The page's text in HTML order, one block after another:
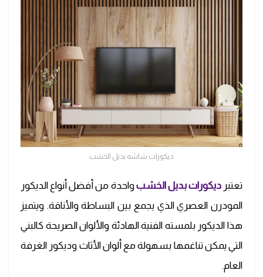
ديكورات شاشه بديل الخشب
تعتبرديكورات بديل الخشبواحدة من أفضل أنواع الديكور
المودرن العصري الذي يجمع بين البساطة والأناقة. ويتميز
هذا الديكور بلمسته الفنية الهادئة والألوان الصريحة كالبني
التي يمكن تناغمها بسهولة مع ألوان الأثاث وديكور الغرفة
العام.